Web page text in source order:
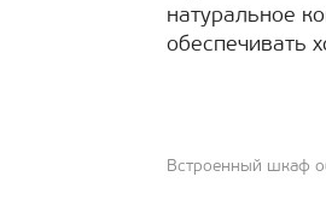
натуральное
обеспечивать
Встроенный шкаф